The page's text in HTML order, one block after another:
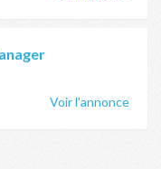
Voir l'annonce